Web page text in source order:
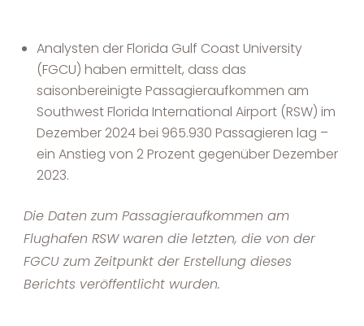
Analysten der Florida Gulf Coast University
(FGCU) haben ermittelt, dass das
saisonbereinigte Passagieraufkommen am
Southwest Florida International Airport (RSW) im
Dezember 2024 bei 965.930 Passagieren lag –
ein Anstieg von 2 Prozent gegenüber Dezember
2023.
Die Daten zum Passagieraufkommen am
Flughafen RSW waren die letzten, die von der
FGCU zum Zeitpunkt der Erstellung dieses
Berichts veröffentlicht wurden.